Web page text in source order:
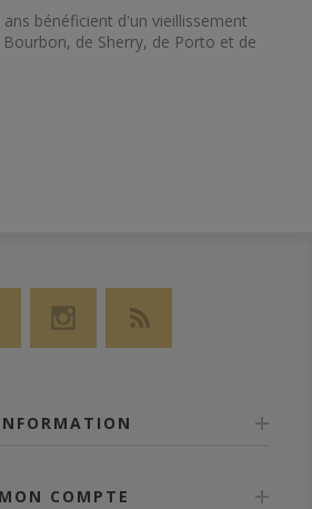
ans bénéficient d'un vieillissement
de Sherry, de Porto et de
avec l'âge.
MON COMPTE